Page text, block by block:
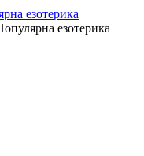
езотерика
езотерика